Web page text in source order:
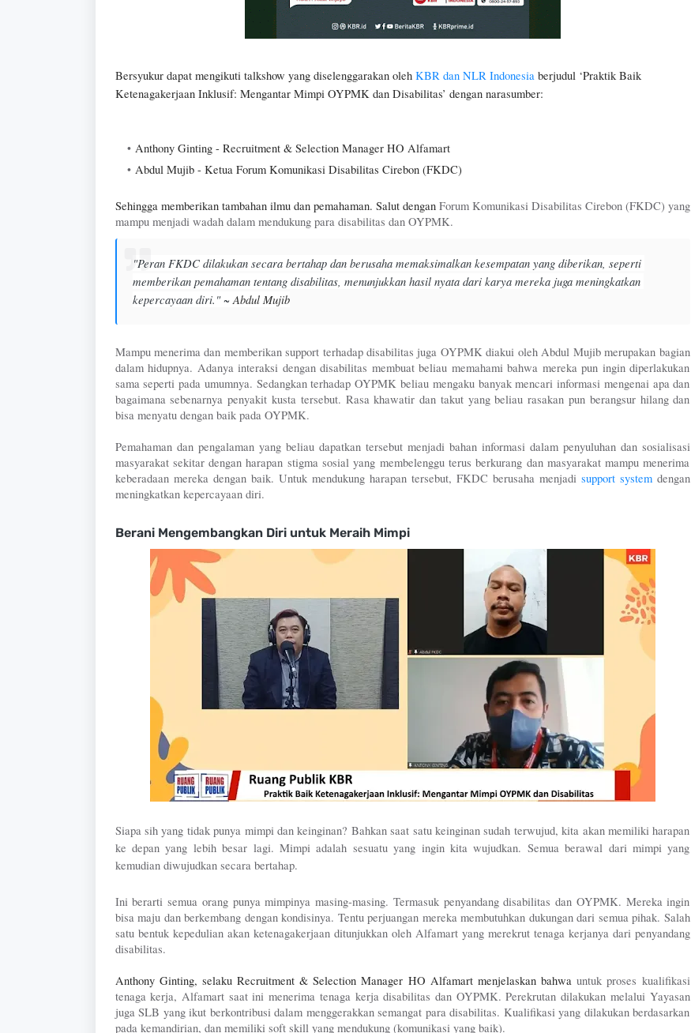
Bersyukur dapat mengikuti talkshow yang diselenggarakan oleh KBR dan NLR Indonesia berjudul ‘Praktik Baik
Ketenagakerjaan Inklusif: Mengantar Mimpi OYPMK dan Disabilitas’ dengan narasumber:
Anthony Ginting - Recruitment & Selection Manager HO Alfamart
Abdul Mujib - Ketua Forum Komunikasi Disabilitas Cirebon (FKDC)
Sehingga memberikan tambahan ilmu dan pemahaman. Salut dengan Forum Komunikasi Disabilitas Cirebon (FKDC) yang
mampu menjadi wadah dalam mendukung para disabilitas dan OYPMK.
"Peran FKDC dilakukan secara bertahap dan berusaha memaksimalkan kesempatan yang diberikan, seperti
memberikan pemahaman tentang disabilitas, menunjukkan hasil nyata dari karya mereka juga meningkatkan
kepercayaan diri." ~ Abdul Mujib
Mampu menerima dan memberikan support terhadap disabilitas juga OYPMK diakui oleh Abdul Mujib merupakan bagian
dalam hidupnya. Adanya interaksi dengan disabilitas membuat beliau memahami bahwa mereka pun ingin diperlakukan
sama seperti pada umumnya. Sedangkan terhadap OYPMK beliau mengaku banyak mencari informasi mengenai apa dan
bagaimana sebenarnya penyakit kusta tersebut. Rasa khawatir dan takut yang beliau rasakan pun berangsur hilang dan
bisa menyatu dengan baik pada OYPMK.
Pemahaman dan pengalaman yang beliau dapatkan tersebut menjadi bahan informasi dalam penyuluhan dan sosialisasi
masyarakat sekitar dengan harapan stigma sosial yang membelenggu terus berkurang dan masyarakat mampu menerima
keberadaan mereka dengan baik. Untuk mendukung harapan tersebut, FKDC berusaha menjadi support system dengan
meningkatkan kepercayaan diri.
Berani Mengembangkan Diri untuk Meraih Mimpi
Siapa sih yang tidak punya mimpi dan keinginan? Bahkan saat satu keinginan sudah terwujud, kita akan memiliki harapan
ke depan yang lebih besar lagi. Mimpi adalah sesuatu yang ingin kita wujudkan. Semua berawal dari mimpi yang
kemudian diwujudkan secara bertahap.
Ini berarti semua orang punya mimpinya masing-masing. Termasuk penyandang disabilitas dan OYPMK. Mereka ingin
bisa maju dan berkembang dengan kondisinya. Tentu perjuangan mereka membutuhkan dukungan dari semua pihak. Salah
satu bentuk kepedulian akan ketenagakerjaan ditunjukkan oleh Alfamart yang merekrut tenaga kerjanya dari penyandang
disabilitas.
Anthony Ginting, selaku Recruitment & Selection Manager HO Alfamart menjelaskan bahwa untuk proses kualifikasi
tenaga kerja, Alfamart saat ini menerima tenaga kerja disabilitas dan OYPMK. Perekrutan dilakukan melalui Yayasan
juga SLB yang ikut berkontribusi dalam menggerakkan semangat para disabilitas. Kualifikasi yang dilakukan berdasarkan
pada kemandirian, dan memiliki soft skill yang mendukung (komunikasi yang baik).